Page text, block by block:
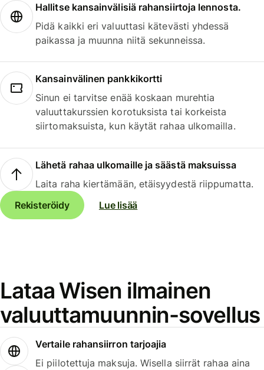
Hallitse kansainvälisiä rahansiirtoja lennosta.
Pidä kaikki eri valuuttasi kätevästi yhdessä
paikassa ja muunna niitä sekunneissa.
Kansainvälinen pankkikortti
Sinun ei tarvitse enää koskaan murehtia
valuuttakurssien korotuksista tai korkeista
siirtomaksuista, kun käytät rahaa ulkomailla.
Lähetä rahaa ulkomaille ja säästä maksuissa
Laita raha kiertämään, etäisyydestä riippumatta.
Rekisteröidy
Lue lisää
Lataa Wisen ilmainen
valuuttamuunnin-sovellus
Vertaile rahansiirron tarjoajia
Ei piilotettuja maksuja. Wisella siirrät rahaa aina